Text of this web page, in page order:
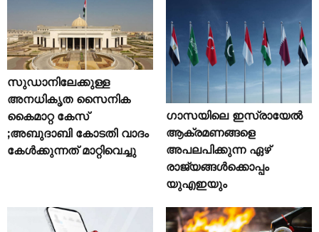
സുഡാനിലേക്കുള്ള
അനധികൃത സൈനിക
കൈമാറ്റ കേസ്
;അബുദാബി കോടതി വാദം
കേൾക്കുന്നത് മാറ്റിവെച്ചു
ഗാസയിലെ ഇസ്രായേൽ
ആക്രമണങ്ങളെ
അപലപിക്കുന്ന ഏഴ്
രാജ്യങ്ങൾക്കൊപ്പം
യുഎഇയും